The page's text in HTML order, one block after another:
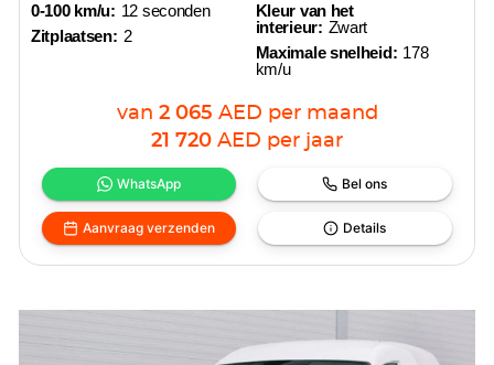
0-100 km/u: 12 seconden
Zitplaatsen: 2
Kleur van het
interieur: Zwart
Maximale snelheid: 178
km/u
van 2 065 AED per maand
21 720 AED per jaar
WhatsApp Bel ons
Aanvraag verzenden Details